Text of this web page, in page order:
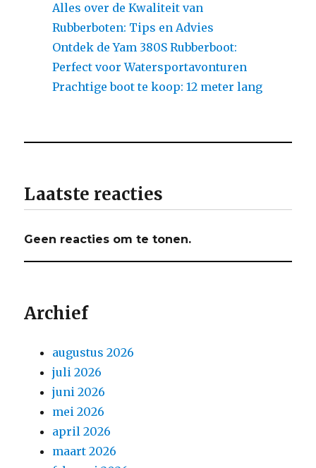
Alles over de Kwaliteit van
Rubberboten: Tips en Advies
Ontdek de Yam 380S Rubberboot:
Perfect voor Watersportavonturen
Prachtige boot te koop: 12 meter lang
Laatste reacties
Geen reacties om te tonen.
Archief
augustus 2026
juli 2026
juni 2026
mei 2026
april 2026
maart 2026